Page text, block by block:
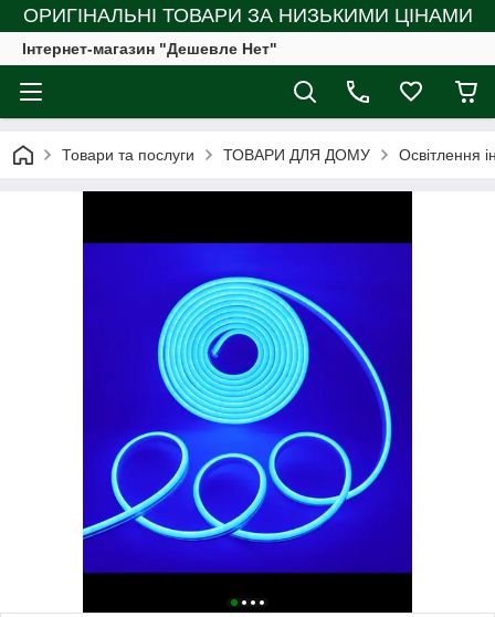
ОРИГІНАЛЬНІ ТОВАРИ ЗА НИЗЬКИМИ ЦІНАМИ
Інтернет-магазин "Дешевле Нет"
Товари та послуги ТОВАРИ ДЛЯ ДОМУ Освітлення